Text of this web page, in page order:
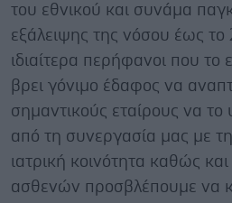
του εθνικού και συνάμα
εξάλειψης της νόσου έως το
ιδιαίτερα περήφανοι που το
βρει γόνιμο έδαφος να
σημαντικούς εταίρους να
από τη συνεργασία μας με
ιατρική κοινότητα καθώς
ασθενών προσβλέπουμε να